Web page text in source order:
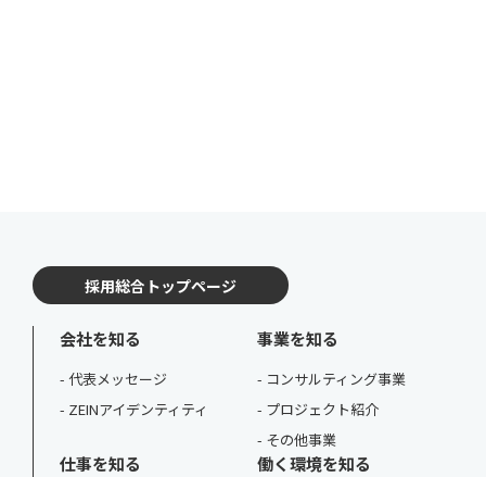
採用総合トップページ
会社を知る
代表メッセージ
ZEINアイデンティティ
事業を知る
コンサルティング事業
プロジェクト紹介
その他事業
仕事を知る 働く環境を知る